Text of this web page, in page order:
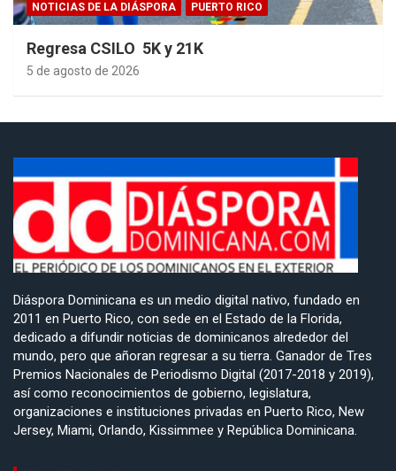
NOTICIAS DE LA DIÁSPORA PUERTO RICO
Regresa CSILO 5K y 21K
5 de agosto de 2026
Diáspora Dominicana es un medio digital nativo, fundado en
2011 en Puerto Rico, con sede en el Estado de la Florida,
dedicado a difundir noticias de dominicanos alrededor del
mundo, pero que añoran regresar a su tierra. Ganador de Tres
Premios Nacionales de Periodismo Digital (2017-2018 y 2019),
así como reconocimientos de gobierno, legislatura,
organizaciones e instituciones privadas en Puerto Rico, New
Jersey, Miami, Orlando, Kissimmee y República Dominicana.